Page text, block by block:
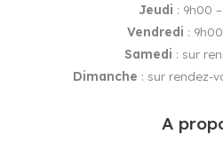
Jeudi : 9h00
Vendredi :
Samedi : sur
Dimanche : sur rendez-
A